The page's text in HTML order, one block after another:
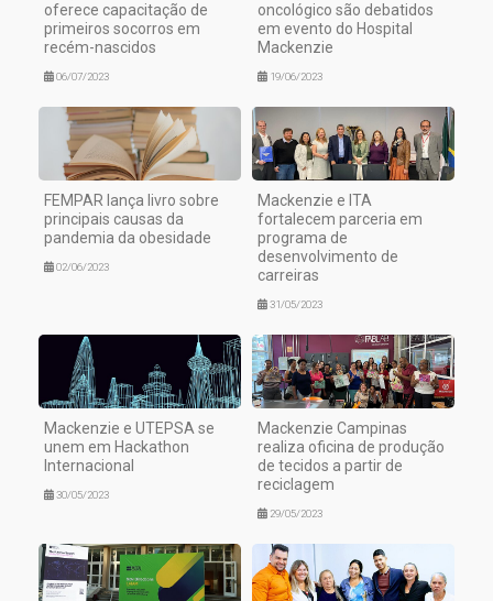
oferece capacitação de
primeiros socorros em
recém-nascidos
06/07/2023
oncológico são debatidos
em evento do Hospital
Mackenzie
19/06/2023
FEMPAR lança livro sobre
principais causas da
pandemia da obesidade
02/06/2023
Mackenzie e ITA
fortalecem parceria em
programa de
desenvolvimento de
carreiras
31/05/2023
Mackenzie e UTEPSA se
unem em Hackathon
Internacional
30/05/2023
Mackenzie Campinas
realiza oficina de produção
de tecidos a partir de
reciclagem
29/05/2023